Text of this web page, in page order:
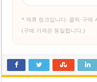
* 제휴 링크입니다. 클릭·구매
(구매 가격은 동일합니다.)